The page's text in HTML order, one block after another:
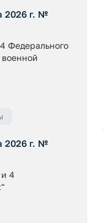
2026 г. №
Федерального
2026 г. №
4